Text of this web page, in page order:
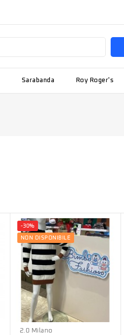
Sarabanda Roy Roger's
Bianco
-30%
NON DISPONIBILE
2.0 Milano